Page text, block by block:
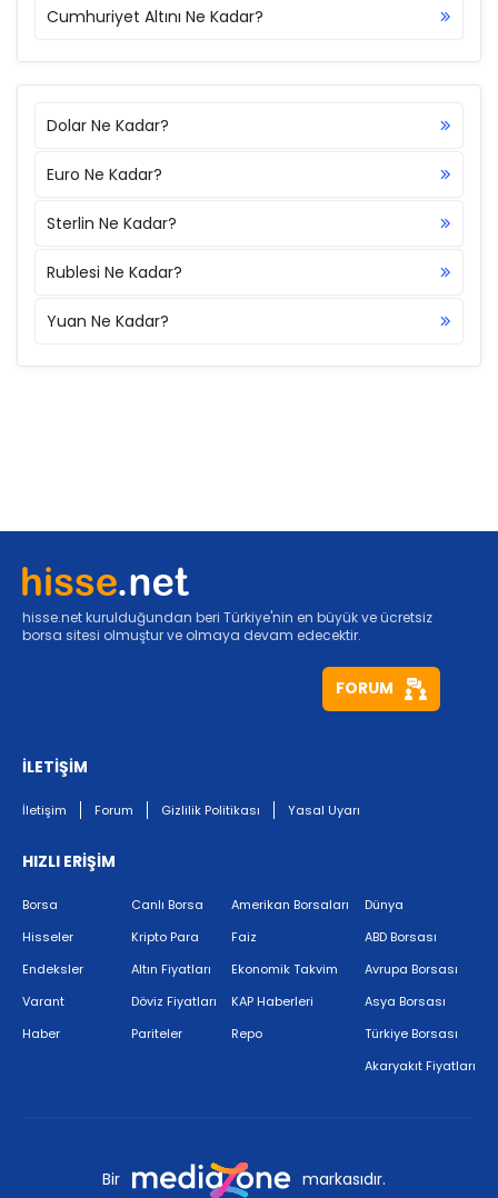
Cumhuriyet Altını Ne Kadar?
Dolar Ne Kadar?
Euro Ne Kadar?
Sterlin Ne Kadar?
Rublesi Ne Kadar?
Yuan Ne Kadar?
hisse.net kurulduğundan beri Türkiye'nin en büyük ve ücretsiz
borsa sitesi olmuştur ve olmaya devam edecektir.
FORUM
İLETİŞİM
İletişim Forum Gizlilik Politikası Yasal Uyarı
HIZLI ERİŞİM
Borsa
Hisseler
Endeksler
Varant
Haber
Canlı Borsa
Kripto Para
Altın Fiyatları
Döviz Fiyatları
Pariteler
Amerikan Borsaları
Faiz
Ekonomik Takvim
KAP Haberleri
Repo
Dünya
ABD Borsası
Avrupa Borsası
Asya Borsası
Türkiye Borsası
Akaryakıt Fiyatları
Bir markasıdır.